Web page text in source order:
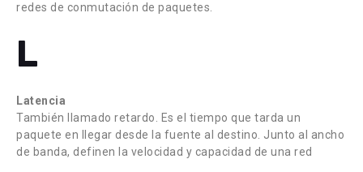
redes de conmutación de paquetes.
L
Latencia
También llamado retardo. Es el tiempo que tarda un
paquete en llegar desde la fuente al destino. Junto al ancho
de banda, definen la velocidad y capacidad de una red